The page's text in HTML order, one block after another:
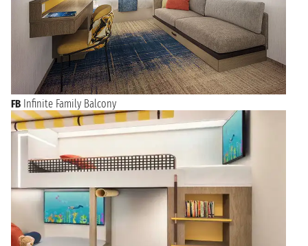
FB Infinite Family Balcony